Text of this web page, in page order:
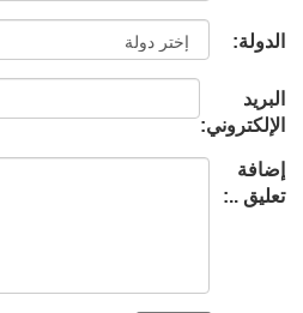
الدولة:
البريد
الإلكتروني:
إضافة
تعليق ..: